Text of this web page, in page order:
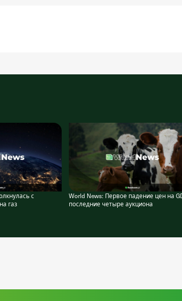
с
газ
World News: Первое падение цен на
последние четыре аукциона